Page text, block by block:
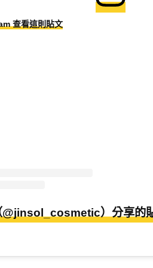
查看這則貼文
@jinsol_cosmetic）分享的